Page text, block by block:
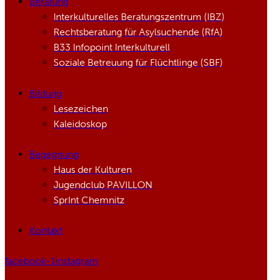
Interkulturelles Beratungszentrum (IBZ)
Rechtsberatung für Asylsuchende (RfA)
B33 Infopoint Interkulturell
Soziale Betreuung für Flüchtlinge (SBF)
Bildung
Lesezeichen
Kaleidoskop
Begegnung
Haus der Kulturen
Jugendclub PAVILLON
SprInt Chemnitz
Kontakt
facebook-1instagram